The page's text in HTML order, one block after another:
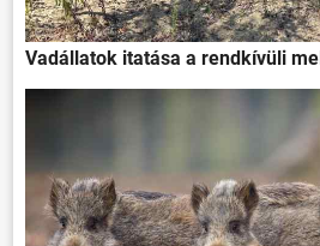
Vadállatok itatása a rendkívüli